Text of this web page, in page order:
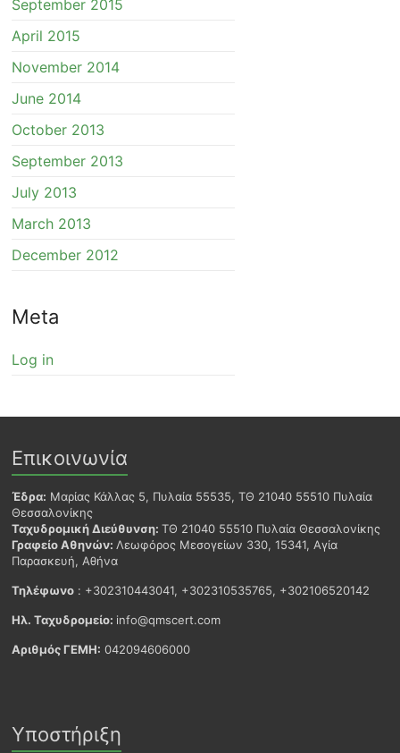
September 2015
April 2015
November 2014
June 2014
October 2013
September 2013
July 2013
March 2013
December 2012
Meta
Log in
Επικοινωνία
Έδρα: Μαρίας Κάλλας 5, Πυλαία 55535, ΤΘ 21040 55510 Πυλαία
Θεσσαλονίκης
Ταχυδρομική Διεύθυνση:ΤΘ 21040 55510 Πυλαία Θεσσαλονίκης
Γραφείο Αθηνών: Λεωφόρος Μεσογείων 330, 15341, Αγία
Παρασκευή, Αθήνα
Τηλέφωνο : +302310443041, +302310535765, +302106520142
Ηλ. Ταχυδρομείο: info@qmscert.com
Αριθμός ΓΕΜΗ: 042094606000
Υποστήριξη